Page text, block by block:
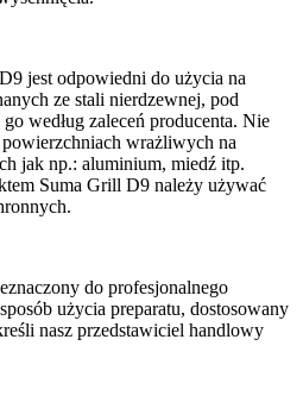
jest odpowiedni do użycia na
ze stali nierdzewnej, pod
według zaleceń producenta. Nie
wrażliwych na
jak np.: aluminium, miedź itp.
Suma Grill D9 należy używać
do profesjonalnego
użycia preparatu, dostosowany
nasz przedstawiciel handlowy